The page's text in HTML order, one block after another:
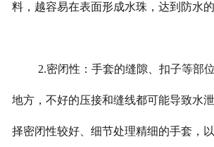
料，越容易在表面形成水珠，达到防水的
2.密闭性：手套的缝隙、扣子等部
地方，不好的压接和缝线都可能导致水
择密闭性较好、细节处理精细的手套，以